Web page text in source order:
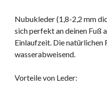
Nubukleder (1,8-2,2 mm
sich perfekt an deinen Fuß
Einlaufzeit. Die natürlichen
wasserabweisend.
Vorteile von Leder: